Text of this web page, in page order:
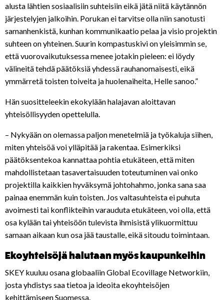
alusta lähtien sosiaalisiin suhteisiin eikä jätä niitä käytännön
järjestelyjen jalkoihin. Porukan ei tarvitse olla niin sanotusti
samanhenkistä, kunhan kommunikaatio pelaa ja visio projektin
suhteen on yhteinen. Suurin kompastuskivi on yleisimmin se,
että vuorovaikutuksessa menee jotakin pieleen: ei löydy
välineitä tehdä päätöksiä yhdessä rauhanomaisesti, eikä
ymmärretä toisten toiveita ja huolenaiheita, Helle sanoo.”
Hän suositteleekin ekokylään halajavan aloittavan
yhteisöllisyyden opettelulla.
– Nykyään on olemassa paljon menetelmiä ja työkaluja siihen,
miten yhteisöä voi ylläpitää ja rakentaa. Esimerkiksi
päätöksentekoa kannattaa pohtia etukäteen, että miten
mahdollistetaan tasavertaisuuden toteutuminen vai onko
projektilla kaikkien hyväksymä johtohahmo, jonka sana saa
painaa enemmän kuin toisten. Jos valtasuhteista ei puhuta
avoimesti tai konflikteihin varauduta etukäteen, voi olla, että
osa kylään tai yhteisöön tulevista ihmisistä ylikuormittuu
samaan aikaan kun osa jää taustalle, eikä sitoudu toimintaan.
Ekoyhteisöjä halutaan myös kaupunkeihin
SKEY kuuluu osana globaaliin Global Ecovillage Networkiin,
josta yhdistys saa tietoa ja ideoita ekoyhteisöjen
kehittämiseen Suomessa.